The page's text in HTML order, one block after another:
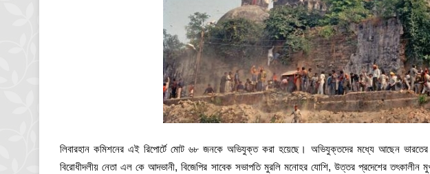
লিবারহান কমিশনের এই রিপোর্টে মোট ৬৮ জনকে অভিযুক্ত করা হয়েছে। অভিযুক্তদের মধ্যে আছেন ভারতের
বিরোধীদলীয় নেতা এল কে আদভানী, বিজেপির সাবেক সভাপতি মুরলি মনোহর যোশি, উত্তর প্রদেশের তৎকালীন